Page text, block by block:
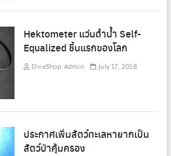
Hektometer แว่นดำน้ำ Self-
Equalized ชิ้นแรกของโลก
DiveShop Admin July 17, 2018
ประกาศเพิ่มสัตว์ทะเลหายากเป็น
สัตว์ป่าคุ้มครอง